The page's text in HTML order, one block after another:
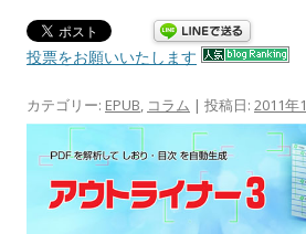
投票をお願いいたします
カテゴリー: EPUB コラム | 投稿日: 2011年